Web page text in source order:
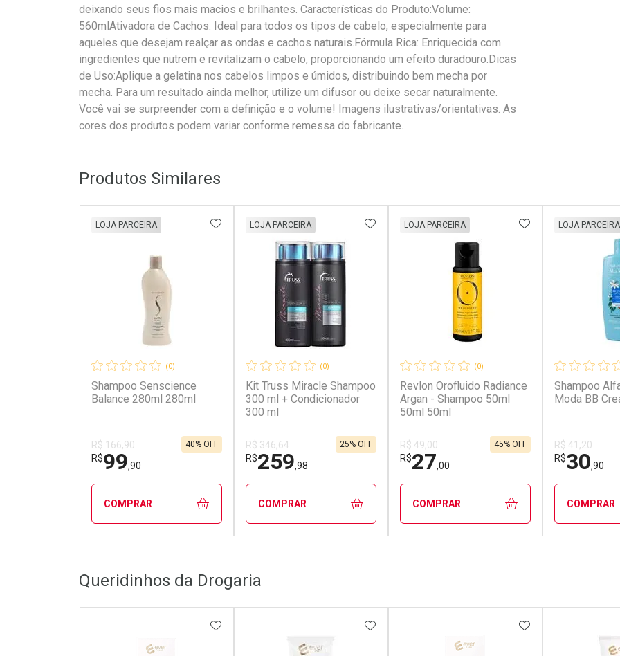
deixando seus fios mais macios e brilhantes. Características do Produto:Volume:
560mlAtivadora de Cachos: Ideal para todos os tipos de cabelo, especialmente para
aqueles que desejam realçar as ondas e cachos naturais.Fórmula Rica: Enriquecida com
ingredientes que nutrem e revitalizam o cabelo, proporcionando um efeito duradouro.Dicas
de Uso:Aplique a gelatina nos cabelos limpos e úmidos, distribuindo bem mecha por
mecha. Para um resultado ainda melhor, utilize um difusor ou deixe secar naturalmente.
Você vai se surpreender com a definição e o volume! Imagens ilustrativas/orientativas. As
cores dos produtos podem variar conforme remessa do fabricante.
Produtos Similares
(0)
Shampoo Senscience
Balance 280ml 280ml
LOJA PARCEIRA
R$ 166,90
R$99,90
40% OFF
ADICIONAR AOS FAVORITOS
COMPRAR
Laboratório
Por Menos
(0)
Kit Truss Miracle Shampoo
300 ml + Condicionador
300 ml
LOJA PARCEIRA
R$ 346,64
R$259,98
25% OFF
ADICIONAR AOS FAVORITOS
COMPRAR
Laboratório
Por Menos
(0)
Revlon Orofluido Radiance
Argan - Shampoo 50ml
50ml 50ml
LOJA PARCEIRA
R$ 49,00
R$27,00
45% OFF
ADICIONAR AOS
COMPRAR
Shampoo
Moda BB
LOJA PARCEIRA
R$ 41,20
R$30,90
COMPRAR
Queridinhos da Drogaria
ADICIONAR AOS FAVORITOSADICIONAR AOS FAVORITOSADICIONAR AOS